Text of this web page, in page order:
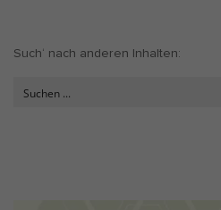
Such‘ nach anderen Inhalten: